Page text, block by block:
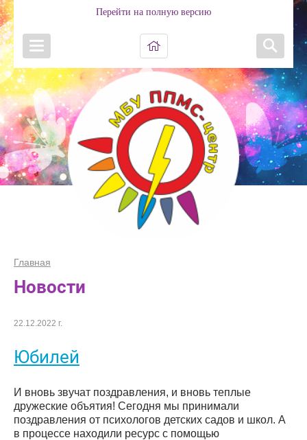
Перейти на полную версию
Главная
Новости
22.12.2022 г.
Юбилей
И вновь звучат поздравления, и вновь теплые
дружеские объятия! Сегодня мы принимали
поздравления от психологов детских садов и школ. А
в процессе находили ресурс с помощью